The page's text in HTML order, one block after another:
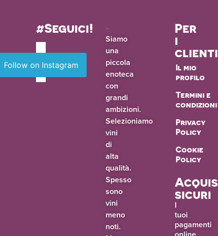
Siamo
una
piccola
enoteca
con
grandi
ambizioni.
Selezioniamo
vini
di
alta
qualità.
Spesso
sono
vini
meno
noti.
Per
i
clienti
Il mio
profilo
Termini e
condizioni
Privacy
Policy
Cookie
Policy
sicuri
I
tuoi
pagamenti
#Seguici!
Follow on Instagram